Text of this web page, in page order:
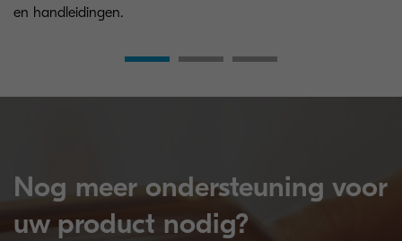
en handleidingen.
Nog meer ondersteuning voor
uw product nodig?